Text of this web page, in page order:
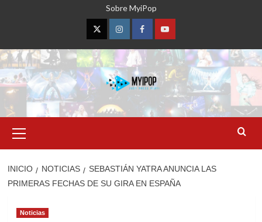
Sobre MyiPop
TwitterInstagramFacebookYouTube
primario
INICIO NOTICIAS
SEBASTIÁN YATRA ANUNCIA LAS
PRIMERAS FECHAS DE SU GIRA EN ESPAÑA
Noticias